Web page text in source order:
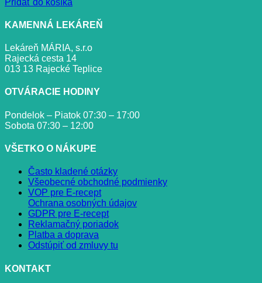
KAMENNÁ LEKÁREŇ
Lekáreň MÁRIA, s.r.o
Rajecká cesta 14
013 13 Rajecké Teplice
OTVÁRACIE HODINY
Pondelok – Piatok 07:30 – 17:00
Sobota 07:30 – 12:00
VŠETKO O NÁKUPE
Často kladené otázky
Všeobecné obchodné podmienky
VOP pre E-recept
Ochrana osobných údajov
GDPR pre E-recept
Reklamačný poriadok
Platba a doprava
Odstúpiť od zmluvy tu
KONTAKT